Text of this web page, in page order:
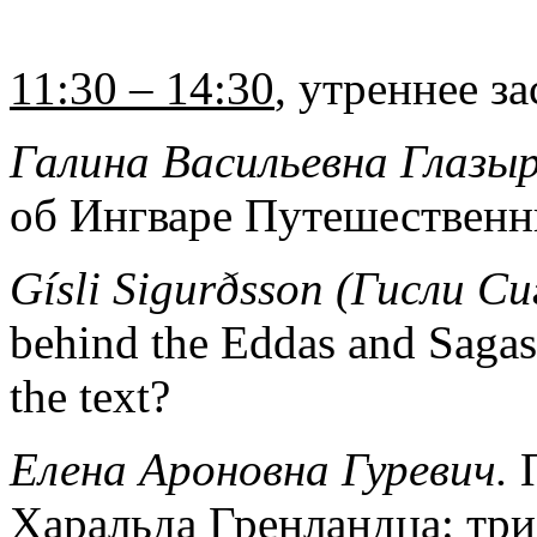
11:30 – 14:30, утреннее
Галина Васильевна
об Ингваре
Gísli Sigurðsson (Гисли
behind the Eddas and
the text?
Елена Ароновна Гуревич.
Харальда Гренландца: